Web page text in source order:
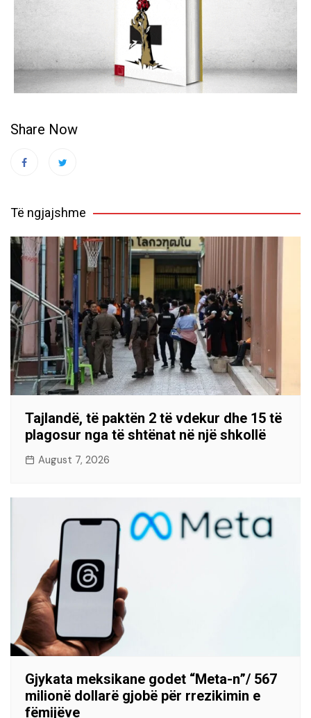
Share Now
Të ngjajshme
Tajlandë, të paktën 2 të vdekur dhe 15 të
plagosur nga të shtënat në një shkollë
August 7, 2026
Gjykata meksikane godet “Meta-n”/ 567
milionë dollarë gjobë për rrezikimin e
fëmijëve